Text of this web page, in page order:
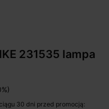
231535 lampa
30 dni przed promocją: